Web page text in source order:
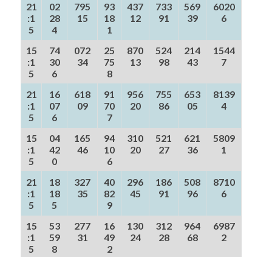
21
:1
5
02
28
4
795
15
93
18
1
437
12
733
91
569
39
6020
6
15
:1
5
74
30
6
072
34
25
75
8
870
13
524
98
214
43
1544
7
21
:1
5
16
07
6
618
09
91
70
7
956
20
755
86
653
05
8139
4
15
:1
5
04
42
0
165
46
94
10
6
310
20
521
27
621
36
5809
1
21
:1
5
18
18
5
327
35
40
82
9
296
45
186
91
508
96
8710
6
15
:1
5
53
59
8
277
31
16
49
2
130
24
312
28
964
68
6987
2